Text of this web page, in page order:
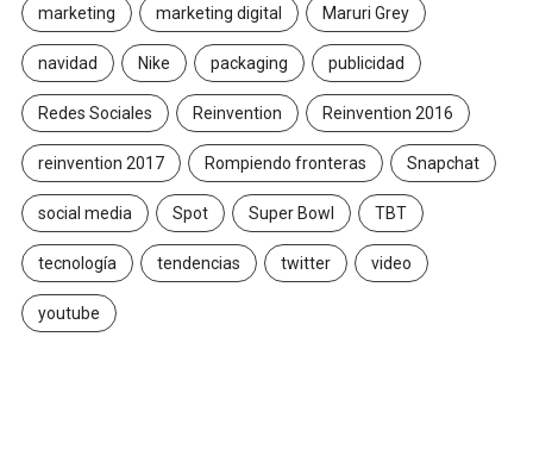
marketing marketing digital Maruri Grey
navidad Nike packaging publicidad
Redes Sociales Reinvention Reinvention 2016
reinvention 2017 Rompiendo fronteras Snapchat
social media Spot Super Bowl TBT
tecnología tendencias twitter video
youtube